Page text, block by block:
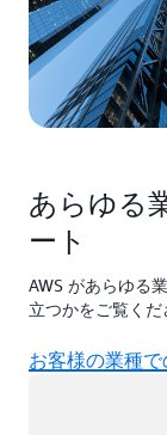
お客様
あらゆる
ート
AWS があらゆる
立つかをご覧くだ
お客様の業種で